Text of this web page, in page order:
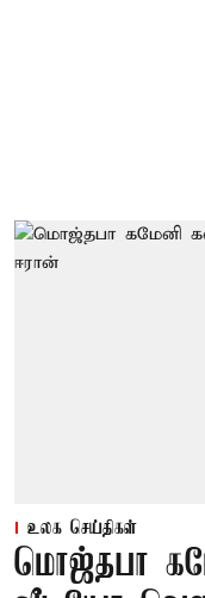
உலக செய்திகள்
மொஜ்தபா